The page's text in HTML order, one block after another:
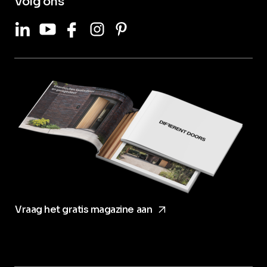
LinkedInYoutubeFacebookInstagram
Vraag het gratis magazine aanarrow_forward